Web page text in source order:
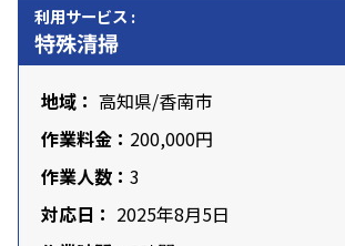
利用サービス :
特殊清掃
地域： 高知県/香南市
作業料金： 200,000円
作業人数： 3
対応日： 2025年8月5日